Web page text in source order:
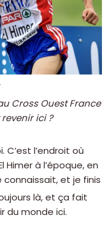
Cross Ouest France
ici ?
l’endroit où
à l’époque, en
connaissait, et je finis
là, et ça fait
du monde ici.